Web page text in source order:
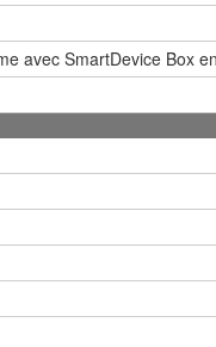
avec SmartDevice Box